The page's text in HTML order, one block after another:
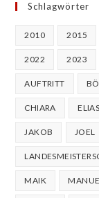
Schlagwörter
2010 2015
2022 2023
AUFTRITT
CHIARA ELIAS
JAKOB JOEL
MAIK